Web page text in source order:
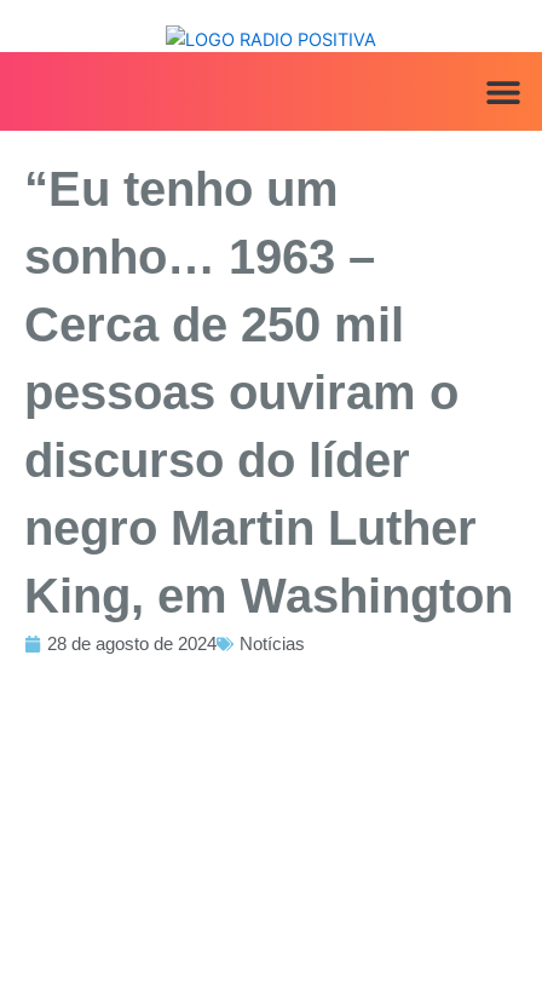
“Eu tenho um
sonho… 1963 –
Cerca de 250 mil
pessoas ouviram o
discurso do líder
negro Martin Luther
King, em Washington
28 de agosto de 2024 Notícias